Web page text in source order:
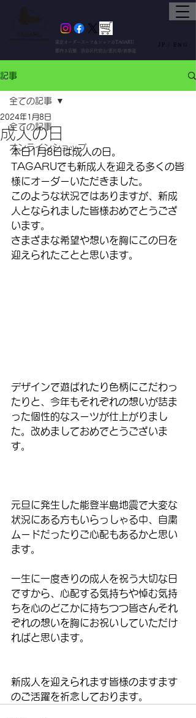
東京オーダースーツ＆シャツのTAGARU
都内３店舗 渋谷区代官山/恵比寿/表参道
ENG
JP /
記事
全ての記事
オンラインショップ
全ての記事
成人の日
2024年1月8日
本日1月8日は成人の日。
TAGARUでも新成人を迎える多くの皆
様にオーダーいただきました。
このような状況ではありますが、新成
人となられました皆様おめでとうござ
います。
さまざまな希望や想いを胸にこの日を
迎えられたことと思います。
デザインで遊ばれたり色柄にこだわっ
たりと、今年もそれぞれの想いが詰ま
った個性的なスーツが仕上がりまし
た。改めましておめでとうございま
す。
元旦に発生した能登半島地震で大変な
状況にある方もいらっしゃる中、自粛
ムードだったりご心配もあるかと思い
ます。
一生に一度きりの成人を祝う大切な日
ですから、心配する気持ちや悼む気持
ちを心のどこかに持ちつつ皆さんそれ
ぞれの想いを胸にお祝いしていただけ
ればと思います。
新成人を迎えられます皆様のますます
のご活躍を祈念しております。